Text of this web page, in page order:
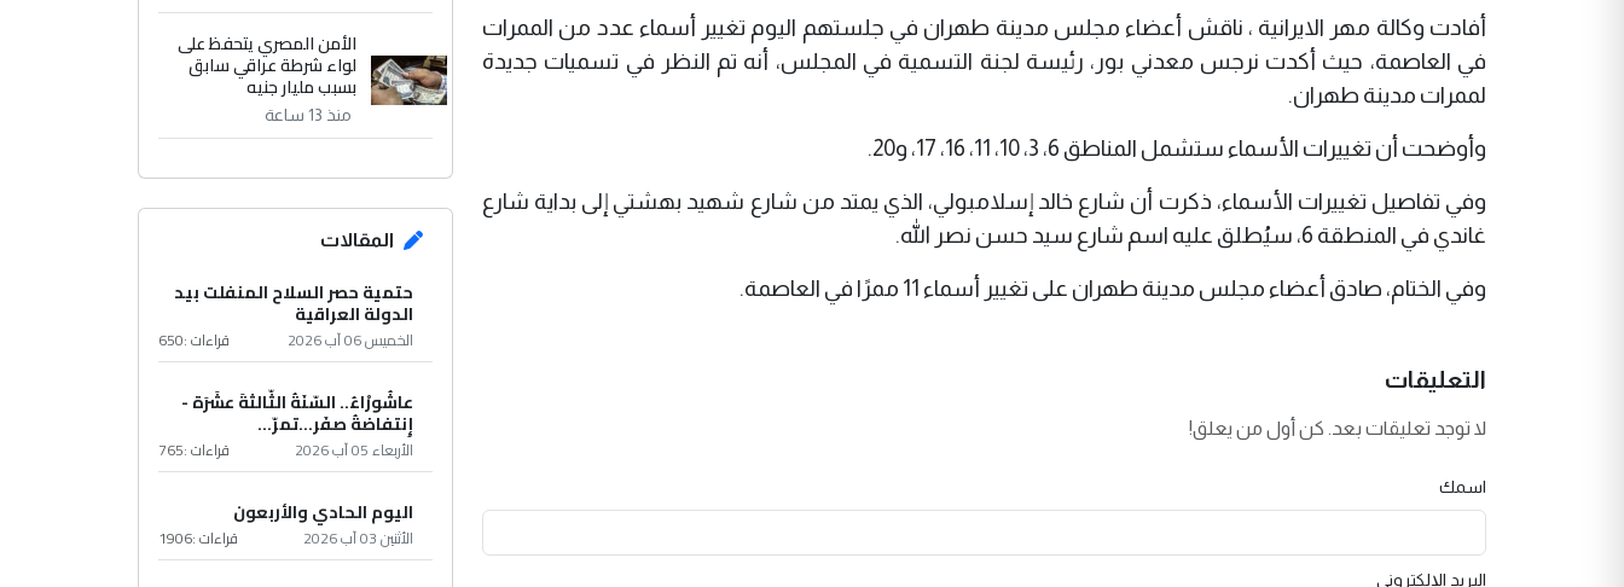
أفادت وكالة مهر الايرانية ، ناقش أعضاء مجلس مدينة طهران في جلستهم اليوم تغيير أسماء عدد من الممرات
في العاصمة، حيث أكدت نرجس معدني بور، رئيسة لجنة التسمية في المجلس، أنه تم النظر في تسميات جديدة
لممرات مدينة طهران.
وأوضحت أن تغييرات الأسماء ستشمل المناطق 6، 3، 10، 11، 16، 17، و20.
وفي تفاصيل تغييرات الأسماء، ذكرت أن شارع خالد إسلامبولي، الذي يمتد من شارع شهيد بهشتي إلى بداية شارع
غاندي في المنطقة 6، سيُطلق عليه اسم شارع سيد حسن نصر الله.
وفي الختام، صادق أعضاء مجلس مدينة طهران على تغيير أسماء 11 ممرًا في العاصمة.
التعليقات
لا توجد تعليقات بعد. كن أول من يعلق!
اسمك
البريد الإلكتروني
الأمن المصري يتحفظ على
لواء شرطة عراقي سابق
بسبب مليار جنيه
منذ 13 ساعة
المقالات
حتمية حصر السلاح المنفلت بيد
الدولة العراقية
الخميس 06 آب 2026 قراءات :650
عاشُورْاءُ.. السّنَةُ الثّالثةَ عشَرَة -
إِنتفاضةُ صفَر…تمرّ...
الأربعاء 05 آب 2026 قراءات :765
اليوم الحادي والأربعون
الأثنين 03 آب 2026 قراءات :1906